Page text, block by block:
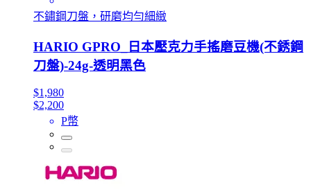
不鏽鋼刀盤，研磨均勻細緻
HARIO GPRO_日本壓克力手搖磨豆機(不銹鋼
刀盤)-24g-透明黑色
$1,980
$2,200
P幣